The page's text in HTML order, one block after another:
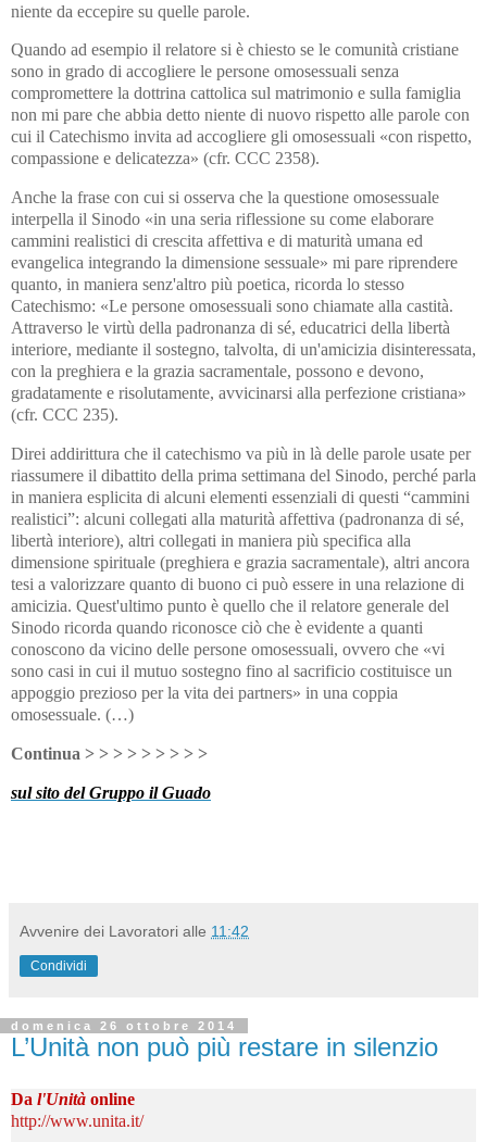
niente da eccepire su quelle parole.
Quando ad esempio il relatore si è chiesto se le comunità cristiane
sono in grado di accogliere le persone omosessuali senza
compromettere la dottrina cattolica sul matrimonio e sulla famiglia
non mi pare che abbia detto niente di nuovo rispetto alle parole con
cui il Catechismo invita ad accogliere gli omosessuali «con rispetto,
compassione e delicatezza» (cfr. CCC 2358).
Anche la frase con cui si osserva che la questione omosessuale
interpella il Sinodo «in una seria riflessione su come elaborare
cammini realistici di crescita affettiva e di maturità umana ed
evangelica integrando la dimensione sessuale» mi pare riprendere
quanto, in maniera senz'altro più poetica, ricorda lo stesso
Catechismo: «Le persone omosessuali sono chiamate alla castità.
Attraverso le virtù della padronanza di sé, educatrici della libertà
interiore, mediante il sostegno, talvolta, di un'amicizia disinteressata,
con la preghiera e la grazia sacramentale, possono e devono,
gradatamente e risolutamente, avvicinarsi alla perfezione cristiana»
(cfr. CCC 235).
Direi addirittura che il catechismo va più in là delle parole usate per
riassumere il dibattito della prima settimana del Sinodo, perché parla
in maniera esplicita di alcuni elementi essenziali di questi “cammini
realistici”: alcuni collegati alla maturità affettiva (padronanza di sé,
libertà interiore), altri collegati in maniera più specifica alla
dimensione spirituale (preghiera e grazia sacramentale), altri ancora
tesi a valorizzare quanto di buono ci può essere in una relazione di
amicizia. Quest'ultimo punto è quello che il relatore generale del
Sinodo ricorda quando riconosce ciò che è evidente a quanti
conoscono da vicino delle persone omosessuali, ovvero che «vi
sono casi in cui il mutuo sostegno fino al sacrificio costituisce un
appoggio prezioso per la vita dei partners» in una coppia
omosessuale. (…)
Continua > > > > > > > > >
sul sito del Gruppo il Guado
Avvenire dei Lavoratori alle 11:42
Condividi
domenica 26 ottobre 2014
L’Unità non può più restare in silenzio
Da l'Unità online
http://www.unita.it/